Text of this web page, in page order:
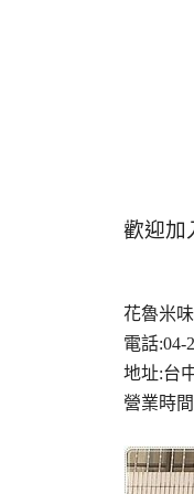
歡迎加
花魯米味
電話:04-
地址:台
營業時